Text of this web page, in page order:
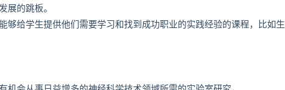
展的跳板。
够给学生提供他们需要学习和找到成功职业的实践经验的课程，比如生